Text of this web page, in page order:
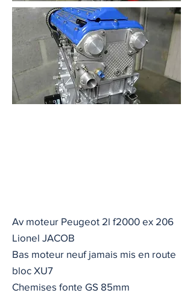
Av moteur Peugeot 2l f2000 ex 206
Lionel JACOB
Bas moteur neuf jamais mis en route
bloc XU7
Chemises fonte GS 85mm